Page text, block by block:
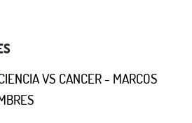
VS CANCER - MARCOS